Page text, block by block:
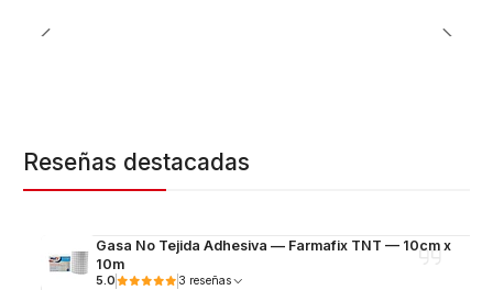
Reseñas destacadas
Gasa No Tejida Adhesiva — Farmafix TNT — 10cm x
10m
5.0 3 reseñas